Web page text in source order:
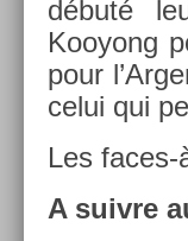
débuté
Kooyong
pour
celui qui
Les
A suiv­re